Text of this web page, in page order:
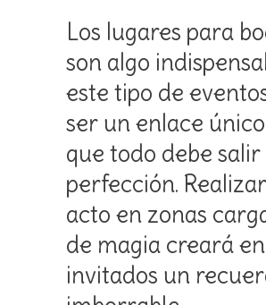
Los lugares para
son algo
este tipo de
ser un enlace
que todo debe salir
perfección.
acto en zonas
de magia creará
invitados un